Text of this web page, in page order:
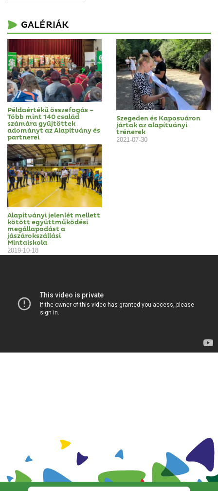
GALÉRIÁK
Példaértékű összefogás –
Több mint 140 család
számára gyűjtöttek
adományt az Alapítvány és
partnerei
Szegeden és Kaposváron
jártak az alapítványi
trénerek
2021-07-30
Alapítványi jelenlét mellett
kötött együttműködési
megállapodást a
jászárokszállási
Mintaiskola
2019-10-18